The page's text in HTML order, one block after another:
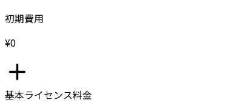
初期費用
¥0
基本ライセンス料金